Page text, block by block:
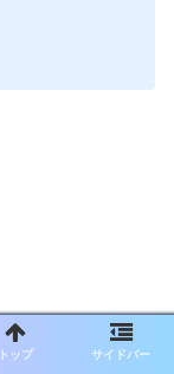
トップ サイドバー